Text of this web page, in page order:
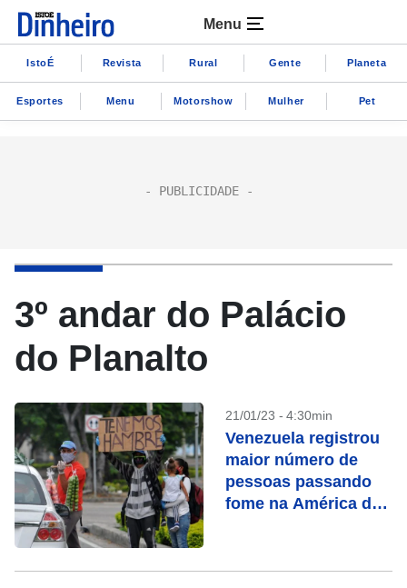
Menu
IstoÉ Revista Rural Gente Planeta
Esportes Menu Motorshow Mulher Pet
3º andar do Palácio
do Planalto
21/01/23 - 4:30min
Venezuela registrou
maior número de
pessoas passando
fome na América do